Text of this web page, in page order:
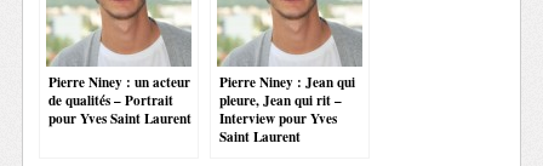
Pierre Niney : un acteur
de qualités – Portrait
pour Yves Saint Laurent
Pierre Niney : Jean qui
pleure, Jean qui rit –
Interview pour Yves
Saint Laurent